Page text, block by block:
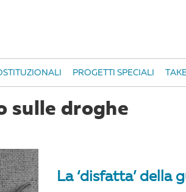
PROGETTI SPECIALI
sulle droghe
La ‘disfatta’ della